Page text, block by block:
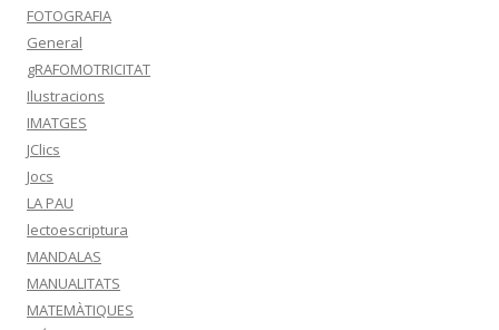
FOTOGRAFIA
General
gRAFOMOTRICITAT
Ilustracions
IMATGES
JClics
Jocs
LA PAU
lectoescriptura
MANDALAS
MANUALITATS
MATEMÀTIQUES